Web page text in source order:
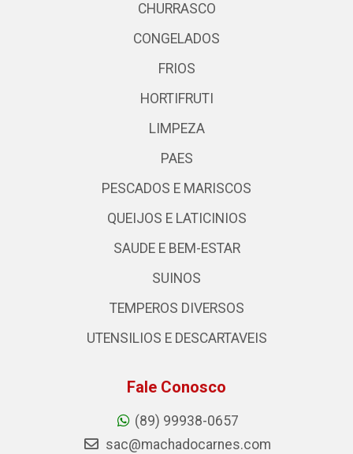
CHURRASCO
CONGELADOS
FRIOS
HORTIFRUTI
LIMPEZA
PAES
PESCADOS E MARISCOS
QUEIJOS E LATICINIOS
SAUDE E BEM-ESTAR
SUINOS
TEMPEROS DIVERSOS
UTENSILIOS E DESCARTAVEIS
Fale Conosco
(89) 99938-0657
sac@machadocarnes.com